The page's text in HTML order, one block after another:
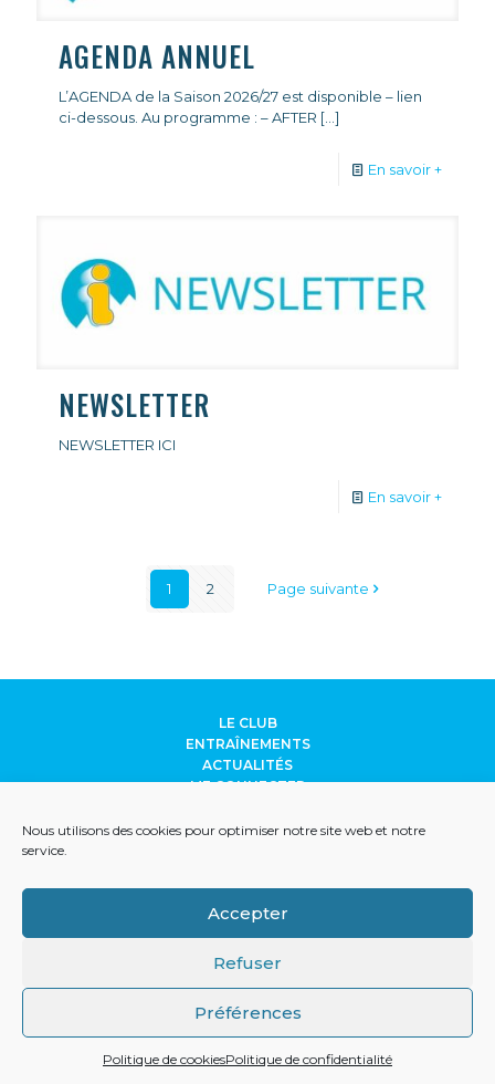
Nous utilisons des cookies pour optimiser notre site web et notre
service.
Accepter
Refuser
Préférences
Politique de cookiesPolitique de confidentialité
AGENDA ANNUEL
L’AGENDA de la Saison 2026/27 est disponible – lien
ci-dessous. Au programme : – AFTER […]
En savoir +
NEWSLETTER
NEWSLETTER ICI
En savoir +
1 2 Page suivante
LE CLUB
ENTRAÎNEMENTS
ACTUALITÉS
ME CONNECTER
ANCILEVIENNE
PARC DES SPORTS D'ALBIGNY
CGV
MENTIONS LÉGALES